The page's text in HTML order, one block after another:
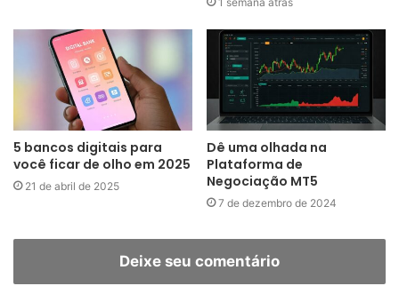
5 bancos digitais para
você ficar de olho em 2025
21 de abril de 2025
Dê uma olhada na
Plataforma de
Negociação MT5
7 de dezembro de 2024
Deixe seu comentário